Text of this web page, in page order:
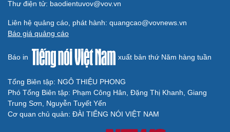
Thư điện tử: baodientuvov@vov.vn
Liên hệ quảng cáo, phát hành: quangcao@vovnews.vn
Báo giá quảng cáo
Báo in xuất bản thứ Năm hàng tuần
Tổng Biên tập: NGÔ THIỆU PHONG
Phó Tổng Biên tập: Phạm Công Hân, Đặng Thị Khanh, Giang
Trung Sơn, Nguyễn Tuyết Yến
Cơ quan chủ quản: ĐÀI TIẾNG NÓI VIỆT NAM